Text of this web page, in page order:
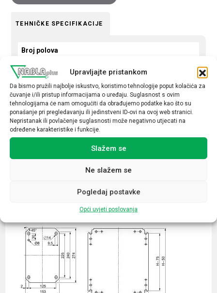
Upravljajte pristankom
Da bismo pružili najbolje iskustvo, koristimo tehnologije poput kolačića za
čuvanje i/ili pristup informacijama o uređaju. Suglasnost s ovim
tehnologijama će nam omogućiti da obrađujemo podatke kao što su
ponašanje pri pregledavanju ili jedinstveni ID-ovi na ovoj web stranici.
Nepristanak ili povlačenje suglasnosti može negativno utjecati na
određene karakteristike i funkcije.
Slažem se
Ne slažem se
Pogledaj postavke
Opći uvjeti poslovanja
TEHNIČKE SPECIFIKACIJE
Broj polova
4P
Nazivna struja
63A
Povezani proizvodi